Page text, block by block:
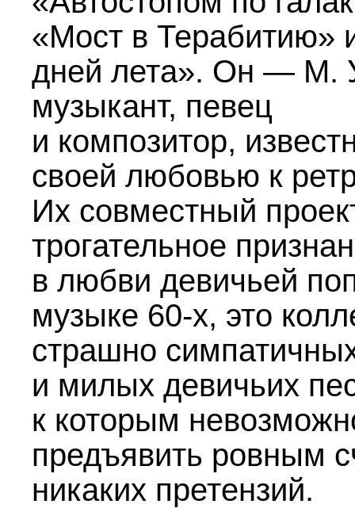
«Мост в Терабитию»
дней лета». Он — М.
музыкант, певец
и композитор,
своей любовью к
Их совместный
трогательное
в любви девичьей
музыке 60-х, это
страшно
и милых девичьих
к которым
предъявить ровным
никаких претензий.